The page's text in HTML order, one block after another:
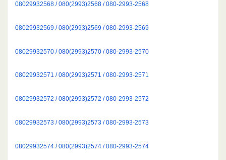
08029932568 / 080(2993)2568 / 080-2993-2568
08029932569 / 080(2993)2569 / 080-2993-2569
08029932570 / 080(2993)2570 / 080-2993-2570
08029932571 / 080(2993)2571 / 080-2993-2571
08029932572 / 080(2993)2572 / 080-2993-2572
08029932573 / 080(2993)2573 / 080-2993-2573
08029932574 / 080(2993)2574 / 080-2993-2574